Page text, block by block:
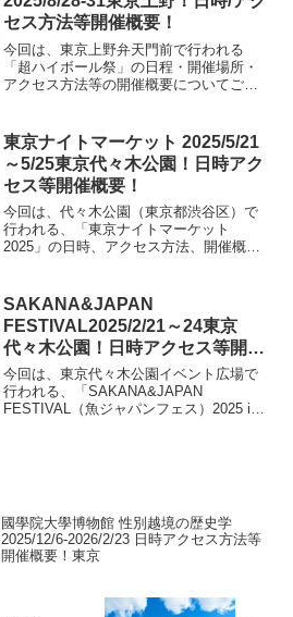
セス方法等開催概要！
今回は、東京上野弁天門前で行われる
「超ハイボール祭」の日程・開催場所・
アクセス方法等の開催概要についてご紹
て楽しむ新しいスタイルの祭典。日本と
海外の“ハイボール”文化の...
東京ナイトマーケット 2025/5/21
～5/25東京代々木公園！日時アク
セス等開催概要！
今回は、代々木公園（東京都渋谷区）で
行われる、「東京ナイトマーケット
2025」の日時、アクセス方法、開催概要
約20万人が来場し、ますます注目を集め
る人気イベントです！...
SAKANA&JAPAN
FESTIVAL2025/2/21～24東京
代々木公園！日時アクセス等開催
概要！
今回は、東京代々木公園イベント広場で
行われる、「SAKANA&JAPAN
FESTIVAL（魚ジャパンフェス）2025 in
國學院大學博物館 性別越境の歴史学
2025/12/6-2026/2/23 日時アクセス方法等
開催概要！東京